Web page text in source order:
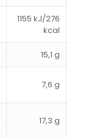
1155 kJ/276
kcal
15,1 g
7,6 g
17,3 g